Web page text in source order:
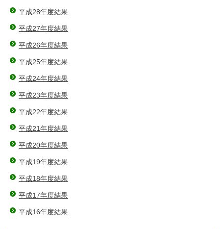
平成28年度結果
平成27年度結果
平成26年度結果
平成25年度結果
平成24年度結果
平成23年度結果
平成22年度結果
平成21年度結果
平成20年度結果
平成19年度結果
平成18年度結果
平成17年度結果
平成16年度結果